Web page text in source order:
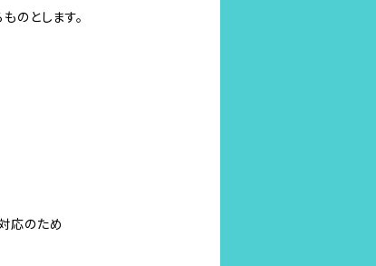
のとします。
応のため